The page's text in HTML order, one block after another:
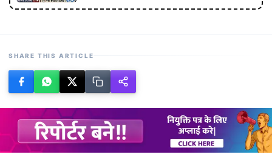
SHARE THIS ARTICLE